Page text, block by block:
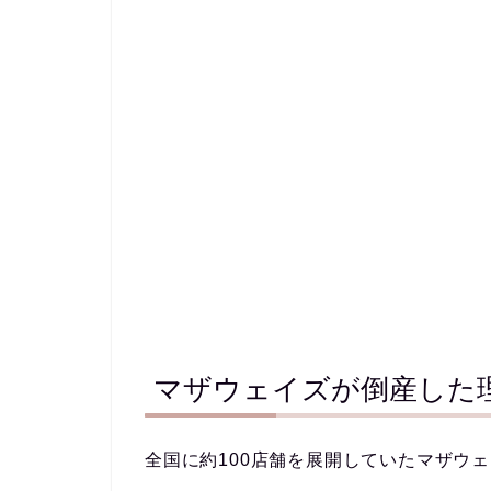
マザウェイズが倒産した
全国に約100店舗を展開していたマザウェ